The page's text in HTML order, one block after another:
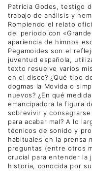
Patricia Godes, testigo
trabajo de análisis y
Rompiendo el relato
del periodo con
apariencia de himnos
Pegamoides son el
juventud española,
texto resuelve varios
en el disco? ¿Qué tipo
dogmas la Movida o
nuevos? ¿En qué
emancipadora la figura
sobrevivir y
para acabar mal? A lo
técnicos de sonido y
habituales en la prensa
preguntas (entre otros
crucial para entender la
historia, conocida por